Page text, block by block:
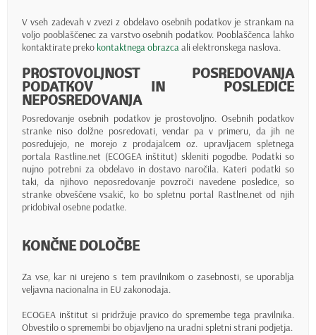
V vseh zadevah v zvezi z obdelavo osebnih podatkov je strankam na
voljo pooblaščenec za varstvo osebnih podatkov. Pooblaščenca lahko
kontaktirate preko kontaktnega obrazcaali elektronskega naslova.
PROSTOVOLJNOST POSREDOVANJA
PODATKOV IN POSLEDICE
NEPOSREDOVANJA
Posredovanje osebnih podatkov je prostovoljno. Osebnih podatkov
stranke niso dolžne posredovati, vendar pa v primeru, da jih ne
posredujejo, ne morejo z prodajalcem oz. upravljacem spletnega
portala Rastline.net (ECOGEA inštitut) skleniti pogodbe. Podatki so
nujno potrebni za obdelavo in dostavo naročila. Kateri podatki so
taki, da njihovo neposredovanje povzroči navedene posledice, so
stranke obveščene vsakič, ko bo spletnu portal Rastlne.net od njih
pridobival osebne podatke.
KONČNE DOLOČBE
Za vse, kar ni urejeno s tem pravilnikom o zasebnosti, se uporablja
veljavna nacionalna in EU zakonodaja.
ECOGEA inštitut si pridržuje pravico do spremembe tega pravilnika.
Obvestilo o spremembi bo objavljeno na uradni spletni strani podjetja.